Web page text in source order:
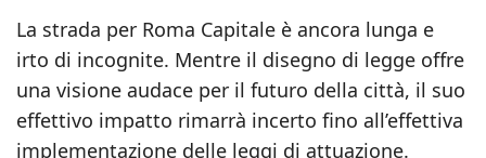
La strada per Roma Capitale è ancora lunga e
irto di incognite. Mentre il disegno di legge offre
una visione audace per il futuro della città, il suo
effettivo impatto rimarrà incerto fino all’effettiva
implementazione delle leggi di attuazione.